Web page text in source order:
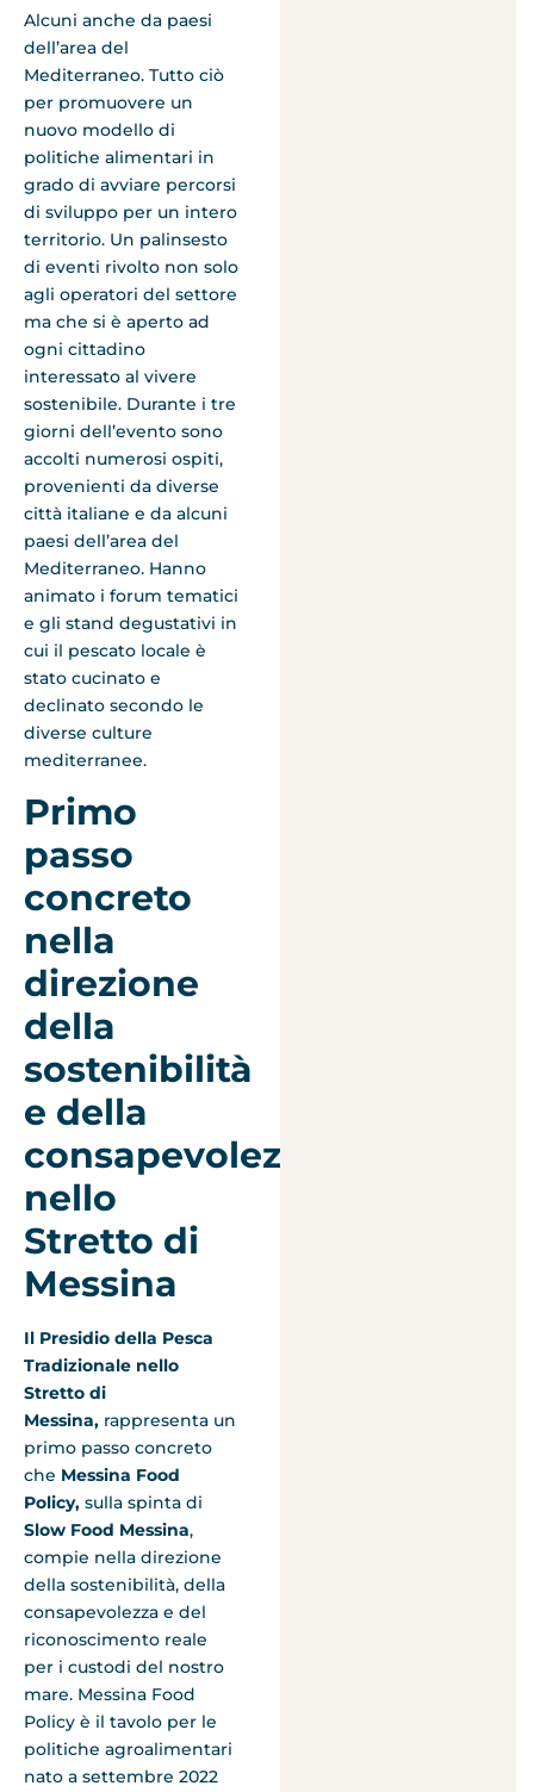
Alcuni anche da paesi
dell’area del
Mediterraneo. Tutto ciò
per promuovere un
nuovo modello di
politiche alimentari in
grado di avviare percorsi
di sviluppo per un intero
territorio. Un palinsesto
di eventi rivolto non solo
agli operatori del settore
ma che si è aperto ad
ogni cittadino
interessato al vivere
sostenibile. Durante i tre
giorni dell’evento sono
accolti numerosi ospiti,
provenienti da diverse
città italiane e da alcuni
paesi dell’area del
Mediterraneo. Hanno
animato i forum tematici
e gli stand degustativi in
cui il pescato locale è
stato cucinato e
declinato secondo le
diverse culture
mediterranee.
Primo
passo
concreto
nella
direzione
della
sostenibilità
e della
consapevolezza
nello
Stretto di
Messina
Il Presidio della Pesca
Tradizionale nello
Stretto di
Messina, rappresenta un
primo passo concreto
che Messina Food
Policy, sulla spinta di
Slow Food Messina,
compie nella direzione
della sostenibilità, della
consapevolezza e del
riconoscimento reale
per i custodi del nostro
mare. Messina Food
Policy è il tavolo per le
politiche agroalimentari
nato a settembre 2022